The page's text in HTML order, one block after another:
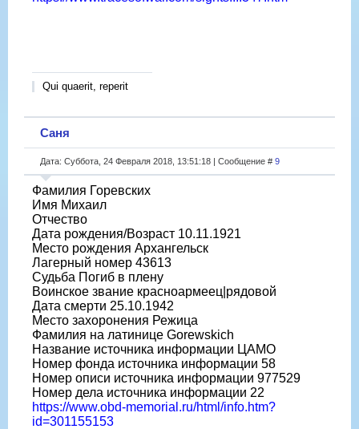
Qui quaerit, reperit
Саня
Дата: Суббота, 24 Февраля 2018, 13:51:18 | Сообщение # 9
Фамилия Горевских
Имя Михаил
Отчество
Дата рождения/Возраст 10.11.1921
Место рождения Архангельск
Лагерный номер 43613
Судьба Погиб в плену
Воинское звание красноармеец|рядовой
Дата смерти 25.10.1942
Место захоронения Режица
Фамилия на латинице Gorewskich
Название источника информации ЦАМО
Номер фонда источника информации 58
Номер описи источника информации 977529
Номер дела источника информации 22
https://www.obd-memorial.ru/html/info.htm?
id=301155153